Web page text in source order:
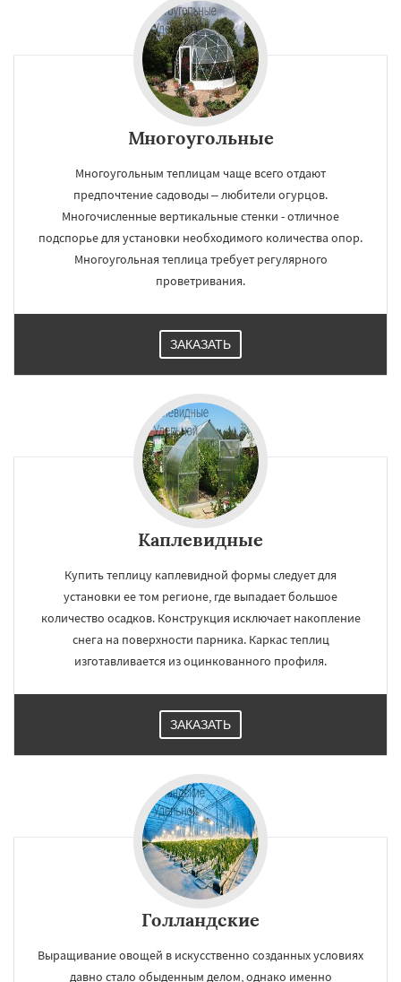
Многоугольные
Многоугольным теплицам чаще всего отдают
предпочтение садоводы – любители огурцов.
Многочисленные вертикальные стенки - отличное
подспорье для установки необходимого количества опор.
Многоугольная теплица требует регулярного
проветривания.
ЗАКАЗАТЬ
Каплевидные
Купить теплицу каплевидной формы следует для
установки ее том регионе, где выпадает большое
количество осадков. Конструкция исключает накопление
снега на поверхности парника. Каркас теплиц
изготавливается из оцинкованного профиля.
ЗАКАЗАТЬ
Голландские
Выращивание овощей в искусственно созданных условиях
давно стало обыденным делом, однако именно